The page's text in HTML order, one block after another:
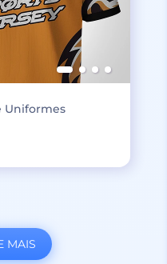
Uniformes
MAIS